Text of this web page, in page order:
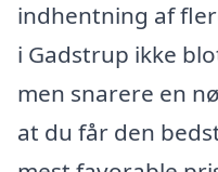
indhentning af
i Gadstrup ikke
men snarere en
at du får den